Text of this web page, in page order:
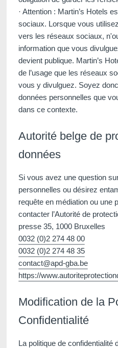
· Attention : Martin’s Hotels
sociaux. Lorsque vous
vers les réseaux sociaux,
information que vous
devient publique. Martin’s
de l’usage que les réseaux
vous y divulguez. Soyez
données personnelles que
dans ce contexte.
Autorité belge de
données
Si vous avez une question
personnelles ou désirez
requête en médiation ou une
contacter l’Autorité de
presse 35, 1000 Bruxelles
0032 (0)2 274 48 00
0032 (0)2 274 48 35
contact@apd-gba.be
https://
Modification de la
Confidentialité
La politique de confidentialité
Meeting
Hockey
Français
Deutsch
Martin's
Hotels
, ,
RÉSERVER
Voir l'itinéraire